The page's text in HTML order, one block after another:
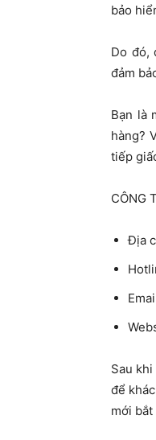
bảo
Do đó,
đảm
Bạn là
hàng?
tiếp
CÔNG
Địa
Sau
để
mới